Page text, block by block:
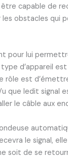
capable de
les obstacles qui
pour lui
d’appareil
rôle est
que ledit signal
le câble aux
le signal,
soit de se